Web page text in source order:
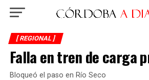
[ REGIONAL ]
Falla en tren de carga
Bloqueó el paso en Río Seco